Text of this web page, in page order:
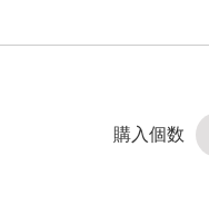
購入個数